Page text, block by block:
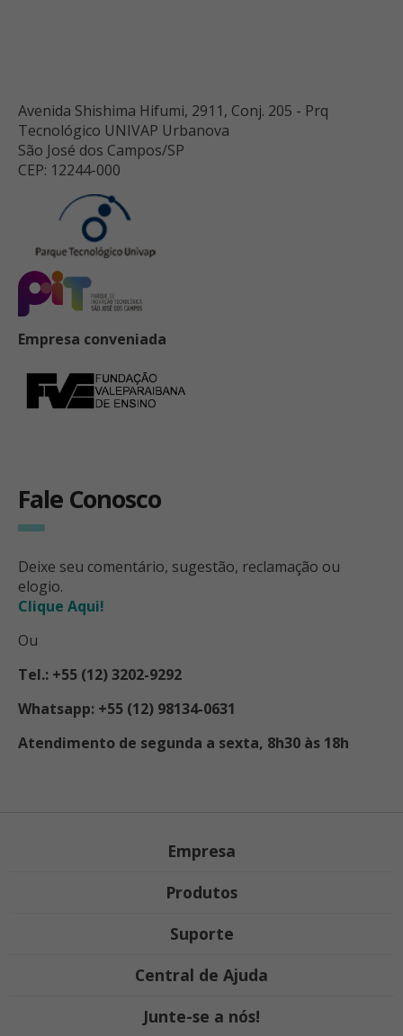
Avenida Shishima Hifumi, 2911, Conj. 205 - Prq
Tecnológico UNIVAP Urbanova
São José dos Campos/SP
CEP: 12244-000
Empresa conveniada
Fale Conosco
Deixe seu comentário, sugestão, reclamação ou
elogio.
Clique Aqui!
Ou
Tel.: +55 (12) 3202-9292
Whatsapp: +55 (12) 98134-0631
Atendimento de segunda a sexta, 8h30 às 18h
Empresa
Produtos
Suporte
Central de Ajuda
Junte-se a nós!